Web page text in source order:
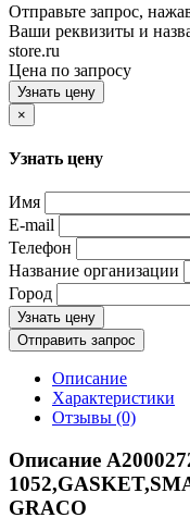
Отправьте запрос,
Ваши реквизиты и
store.ru
Цена по запросу
Узнать цену
×
Узнать цену
Имя
E-mail
Телефон
Название организации
Город
Узнать цену
Отправить запрос
Описание
Характеристики
Отзывы (0)
Описание
GRACO